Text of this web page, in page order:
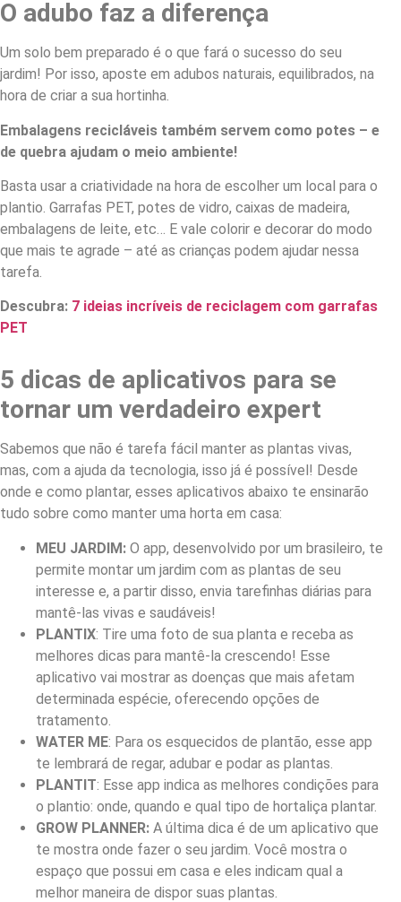
O adubo faz a diferença
Um solo bem preparado é o que fará o sucesso do seu
jardim! Por isso, aposte em adubos naturais, equilibrados, na
hora de criar a sua hortinha.
Embalagens recicláveis também servem como potes – e
de quebra ajudam o meio ambiente!
Basta usar a criatividade na hora de escolher um local para o
plantio. Garrafas PET, potes de vidro, caixas de madeira,
embalagens de leite, etc… E vale colorir e decorar do modo
que mais te agrade – até as crianças podem ajudar nessa
tarefa.
Descubra: 7 ideias incríveis de reciclagem com garrafas
PET
5 dicas de aplicativos para se
tornar um verdadeiro expert
Sabemos que não é tarefa fácil manter as plantas vivas,
mas, com a ajuda da tecnologia, isso já é possível! Desde
onde e como plantar, esses aplicativos abaixo te ensinarão
tudo sobre como manter uma horta em casa:
MEU JARDIM: O app, desenvolvido por um brasileiro, te
permite montar um jardim com as plantas de seu
interesse e, a partir disso, envia tarefinhas diárias para
mantê-las vivas e saudáveis!
PLANTIX: Tire uma foto de sua planta e receba as
melhores dicas para mantê-la crescendo! Esse
aplicativo vai mostrar as doenças que mais afetam
determinada espécie, oferecendo opções de
tratamento.
WATER ME: Para os esquecidos de plantão, esse app
te lembrará de regar, adubar e podar as plantas.
PLANTIT: Esse app indica as melhores condições para
o plantio: onde, quando e qual tipo de hortaliça plantar.
GROW PLANNER: A última dica é de um aplicativo que
te mostra onde fazer o seu jardim. Você mostra o
espaço que possui em casa e eles indicam qual a
melhor maneira de dispor suas plantas.